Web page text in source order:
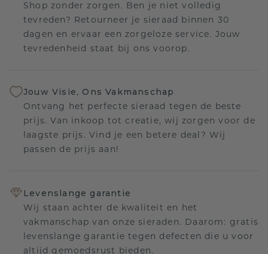
Shop zonder zorgen. Ben je niet volledig
tevreden? Retourneer je sieraad binnen 30
dagen en ervaar een zorgeloze service. Jouw
tevredenheid staat bij ons voorop.
Jouw Visie, Ons Vakmanschap
Ontvang het perfecte sieraad tegen de beste
prijs. Van inkoop tot creatie, wij zorgen voor de
laagste prijs. Vind je een betere deal? Wij
passen de prijs aan!
Levenslange garantie
Wij staan achter de kwaliteit en het
vakmanschap van onze sieraden. Daarom: gratis
levenslange garantie tegen defecten die u voor
altijd gemoedsrust bieden.